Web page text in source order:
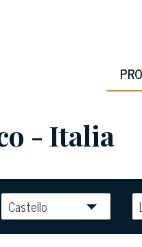
- Italia
Castello